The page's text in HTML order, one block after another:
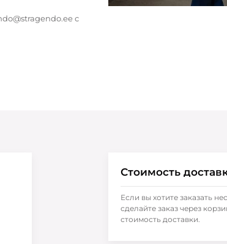
с
Стоимость
Если вы хотите заказать
сделайте заказ через
стоимость доставки.